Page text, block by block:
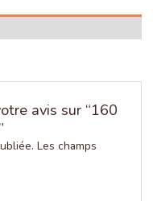
avis sur “160
Les champs